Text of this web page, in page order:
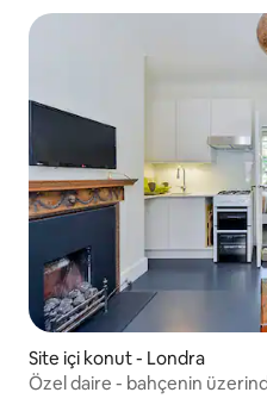
Site içi konut - Londra
Özel daire - bahçenin